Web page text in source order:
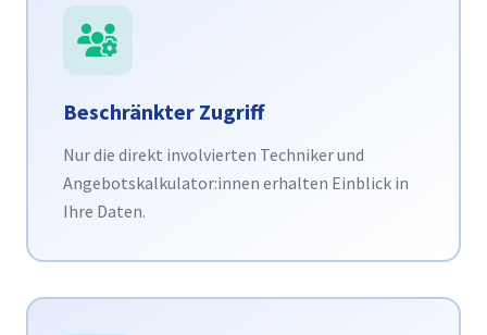
Beschränkter Zugriff
Nur die direkt involvierten Techniker und
Angebotskalkulator:innen erhalten Einblick in
Ihre Daten.